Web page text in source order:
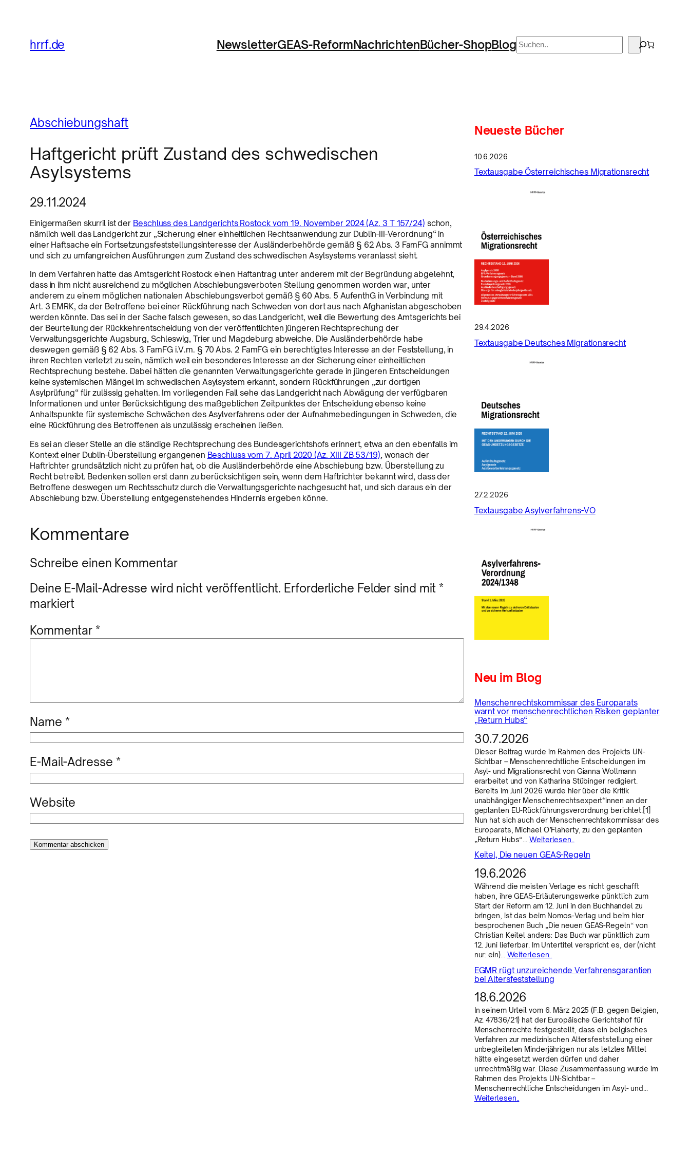
hrrf.de NewsletterGEAS-ReformNachrichtenBücher-ShopBlog Suchen
Abschiebungshaft
Haftgericht prüft Zustand des schwedischen
Asylsystems
29.11.2024
Einigermaßen skurril ist der Beschluss des Landgerichts Rostock vom 19. November 2024 (Az. 3 T 157/24) schon,
nämlich weil das Landgericht zur „Sicherung einer einheitlichen Rechtsanwendung zur Dublin-III-Verordnung“ in
einer Haftsache ein Fortsetzungsfeststellungsinteresse der Ausländerbehörde gemäß § 62 Abs. 3 FamFG annimmt
und sich zu umfangreichen Ausführungen zum Zustand des schwedischen Asylsystems veranlasst sieht.
In dem Verfahren hatte das Amtsgericht Rostock einen Haftantrag unter anderem mit der Begründung abgelehnt,
dass in ihm nicht ausreichend zu möglichen Abschiebungsverboten Stellung genommen worden war, unter
anderem zu einem möglichen nationalen Abschiebungsverbot gemäß § 60 Abs. 5 AufenthG in Verbindung mit
Art. 3 EMRK, da der Betroffene bei einer Rückführung nach Schweden von dort aus nach Afghanistan abgeschoben
werden könnte. Das sei in der Sache falsch gewesen, so das Landgericht, weil die Bewertung des Amtsgerichts bei
der Beurteilung der Rückkehrentscheidung von der veröffentlichten jüngeren Rechtsprechung der
Verwaltungsgerichte Augsburg, Schleswig, Trier und Magdeburg abweiche. Die Ausländerbehörde habe
deswegen gemäß § 62 Abs. 3 FamFG i.V.m. § 70 Abs. 2 FamFG ein berechtigtes Interesse an der Feststellung, in
ihren Rechten verletzt zu sein, nämlich weil ein besonderes Interesse an der Sicherung einer einheitlichen
Rechtsprechung bestehe. Dabei hätten die genannten Verwaltungsgerichte gerade in jüngeren Entscheidungen
keine systemischen Mängel im schwedischen Asylsystem erkannt, sondern Rückführungen „zur dortigen
Asylprüfung“ für zulässig gehalten. Im vorliegenden Fall sehe das Landgericht nach Abwägung der verfügbaren
Informationen und unter Berücksichtigung des maßgeblichen Zeitpunktes der Entscheidung ebenso keine
Anhaltspunkte für systemische Schwächen des Asylverfahrens oder der Aufnahmebedingungen in Schweden, die
eine Rückführung des Betroffenen als unzulässig erscheinen ließen.
Es sei an dieser Stelle an die ständige Rechtsprechung des Bundesgerichtshofs erinnert, etwa an den ebenfalls im
Kontext einer Dublin-Überstellung ergangenen Beschluss vom 7. April 2020 (Az. XIII ZB 53/19), wonach der
Haftrichter grundsätzlich nicht zu prüfen hat, ob die Ausländerbehörde eine Abschiebung bzw. Überstellung zu
Recht betreibt. Bedenken sollen erst dann zu berücksichtigen sein, wenn dem Haftrichter bekannt wird, dass der
Betroffene deswegen um Rechtsschutz durch die Verwaltungsgerichte nachgesucht hat, und sich daraus ein der
Abschiebung bzw. Überstellung entgegenstehendes Hindernis ergeben könne.
Kommentare
Schreibe einen Kommentar
Deine E-Mail-Adresse wird nicht veröffentlicht. Erforderliche Felder sind mit *
markiert
Kommentar *
Name *
E-Mail-Adresse *
Website
Neueste Bücher
10.6.2026
Textausgabe Österreichisches Migrationsrecht
29.4.2026
Textausgabe Deutsches Migrationsrecht
27.2.2026
Textausgabe Asylverfahrens-VO
Neu im Blog
Menschenrechtskommissar des Europarats
warnt vor menschenrechtlichen Risiken geplanter
„Return Hubs“
30.7.2026
Dieser Beitrag wurde im Rahmen des Projekts UN-
Sichtbar – Menschenrechtliche Entscheidungen im
Asyl- und Migrationsrecht von Gianna Wollmann
erarbeitet und von Katharina Stübinger redigiert.
Bereits im Juni 2026 wurde hier über die Kritik
unabhängiger Menschenrechtsexpert*innen an der
geplanten EU-Rückführungsverordnung berichtet.[1]
Nun hat sich auch der Menschenrechtskommissar des
Europarats, Michael O’Flaherty, zu den geplanten
„Return Hubs“…Weiterlesen..
Keitel, Die neuen GEAS-Regeln
19.6.2026
Während die meisten Verlage es nicht geschafft
haben, ihre GEAS-Erläuterungswerke pünktlich zum
Start der Reform am 12. Juni in den Buchhandel zu
bringen, ist das beim Nomos-Verlag und beim hier
besprochenen Buch „Die neuen GEAS-Regeln“ von
Christian Keitel anders: Das Buch war pünktlich zum
12. Juni lieferbar. Im Untertitel verspricht es, der (nicht
nur: ein)… Weiterlesen..
EGMR rügt unzureichende Verfahrensgarantien
bei Altersfeststellung
18.6.2026
In seinem Urteil vom 6. März 2025 (F.B. gegen Belgien,
Az. 47836/21) hat der Europäische Gerichtshof für
Menschenrechte festgestellt, dass ein belgisches
Verfahren zur medizinischen Altersfeststellung einer
unbegleiteten Minderjährigen nur als letztes Mittel
hätte eingesetzt werden dürfen und daher
unrechtmäßig war. Diese Zusammenfassung wurde im
Rahmen des Projekts UN-Sichtbar –
Menschenrechtliche Entscheidungen im Asyl- und…
Weiterlesen..